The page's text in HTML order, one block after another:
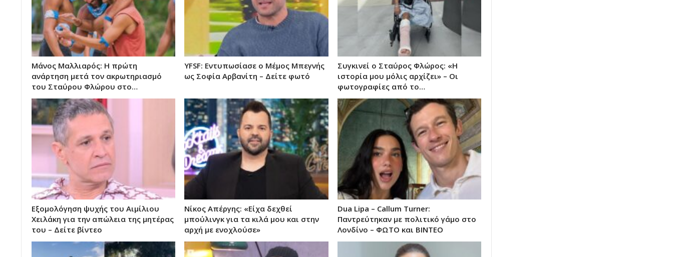
Μάνος Μαλλιαρός: Η πρώτη
ανάρτηση μετά τον ακρωτηριασμό
του Σταύρου Φλώρου στο…
YFSF: Εντυπωσίασε ο Μέμος Μπεγνής
ως Σοφία Αρβανίτη – Δείτε φωτό
Συγκινεί ο Σταύρος Φλώρος: «Η
ιστορία μου μόλις αρχίζει» – Οι
φωτογραφίες από το…
Εξομολόγηση ψυχής του Αιμίλιου
Χειλάκη για την απώλεια της μητέρας
του – Δείτε βίντεο
Νίκος Απέργης: «Είχα δεχθεί
μπούλινγκ για τα κιλά μου και στην
αρχή με ενοχλούσε»
Dua Lipa – Callum Turner:
Παντρεύτηκαν με πολιτικό γάμο στο
Λονδίνο – ΦΩΤΟ και ΒΙΝΤΕΟ